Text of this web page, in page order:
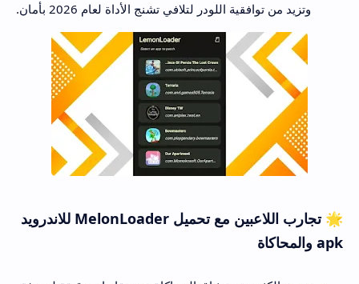
وتزيد من توافقية اللودر لتلافي تشنج الأداة لعام 2026 بأمان.
🌟 تجارب اللاعبين مع تحميل MelonLoader للاندرويد
apk والمحاكاة